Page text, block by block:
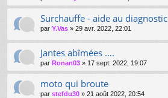
Surchauffe - aide au diagnostic
par Y.Vas » 29 avr. 2022, 22:01
Jantes abîmées ….
par Ronan03 » 17 sept. 2022, 19:07
moto qui broute
par stefdu30 » 21 août 2022, 20:54